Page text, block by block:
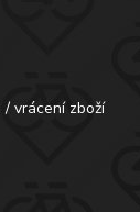
/ vrácení zboží